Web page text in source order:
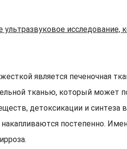
исследование,
является печеночная
тканью, который может
детоксикации и
постепенно.